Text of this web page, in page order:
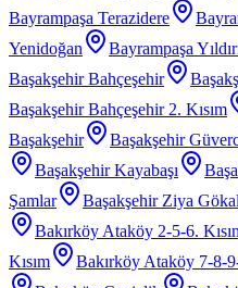
Bayrampaşa Terazidere
Yenidoğan
Bayrampaşa
Başakşehir Bahçeşehir
Başakşehir Bahçeşehir 2. Kısım
Başakşehir
Başakşehir
Başakşehir Kayabaşı
Şamlar
Başakşehir Ziya
Bakırköy Ataköy 2-5-6.
Kısım
Bakırköy Ataköy 7-8-